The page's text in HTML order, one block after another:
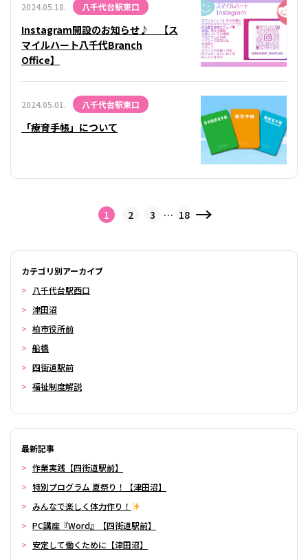
2024.05.18. 八千代台駅東口
Instagram開設のお知らせ♪ 【ス
マイルハート八千代Branch
Office】
2024.05.01. 八千代台駅東口
「療育手帳」について
1 2 3 … 18
カテゴリ別アーカイブ
八千代台駅西口
津田沼
柏市役所前
船橋
四街道駅前
福祉制度解説
最新記事
作業実践【四街道駅前】
特別プログラム 夏祭り！【津田沼】
みんなで楽しく体力作り！
PC講座『Word』【四街道駅前】
安定して働くために【津田沼】